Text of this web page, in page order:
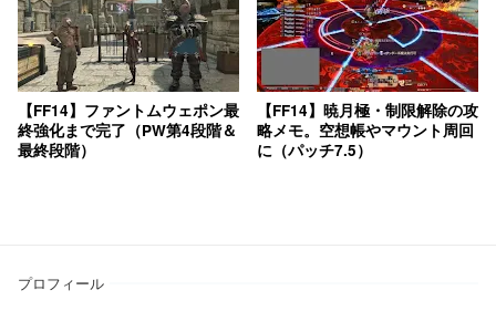
【FF14】ファントムウェポン最
終強化まで完了（PW第4段階＆
最終段階）
【FF14】暁月極・制限解除の攻
略メモ。空想帳やマウント周回
に（パッチ7.5）
プロフィール